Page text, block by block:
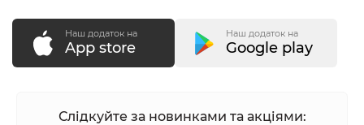
Наш додаток на
App store
Наш додаток на
Google play
Слідкуйте за новинками та акціями: